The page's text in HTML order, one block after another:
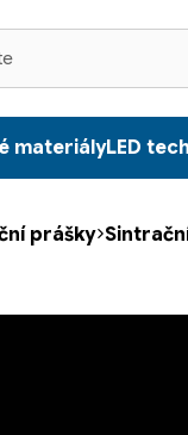
materiályLED
prášky